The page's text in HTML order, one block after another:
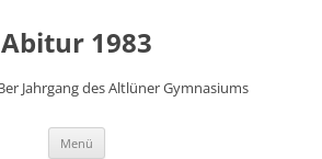
Abitur 1983
Jahrgang des Altlüner Gymnasiums
Menü